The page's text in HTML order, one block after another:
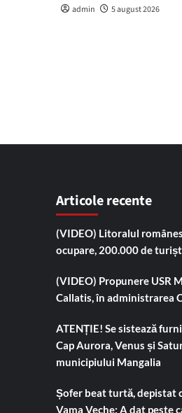
admin 5 august 2026
Articole recente
(VIDEO) Litoralul
ocupare, 200.000 de
(VIDEO) Propunere USR
Callatis, în administrarea
ATENȚIE! Se sistează
Cap Aurora, Venus și
municipiului Mangalia
Șofer beat turtă, depistat
Vama Veche: A dat peste